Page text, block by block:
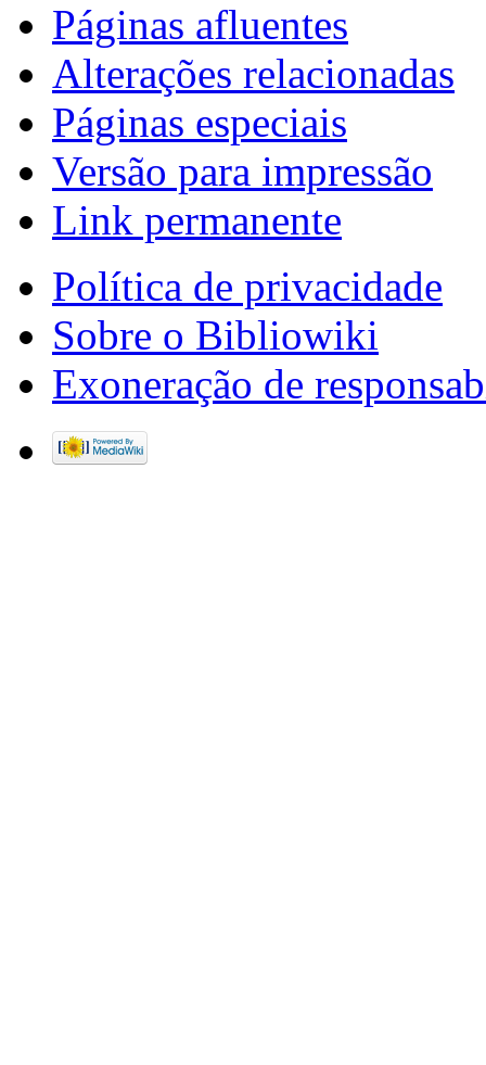
Páginas afluentes
Alterações relacionadas
Páginas especiais
Versão para impressão
Link permanente
Política de privacidade
Sobre o Bibliowiki
Exoneração de